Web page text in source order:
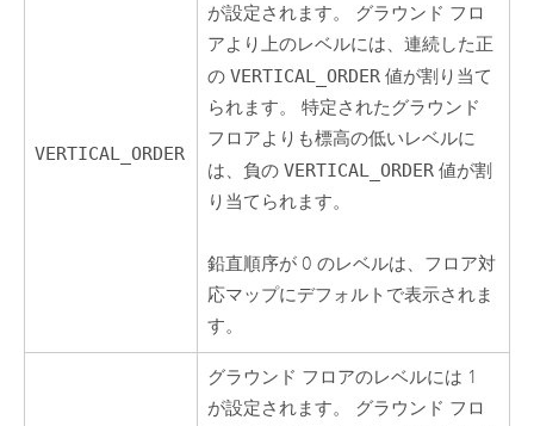
VERTICAL_ORDER
が設定されます。 グラウンド フロ
アより上のレベルには、連続した正
のVERTICAL_ORDER 値が割り当て
られます。 特定されたグラウンド
フロアよりも標高の低いレベルに
は、負のVERTICAL_ORDER 値が割
り当てられます。
鉛直順序が 0 のレベルは、フロア対
応マップにデフォルトで表示されま
す。
グラウンド フロアのレベルには 1
が設定されます。 グラウンド フロ